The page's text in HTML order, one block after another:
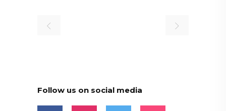
Follow us on social media